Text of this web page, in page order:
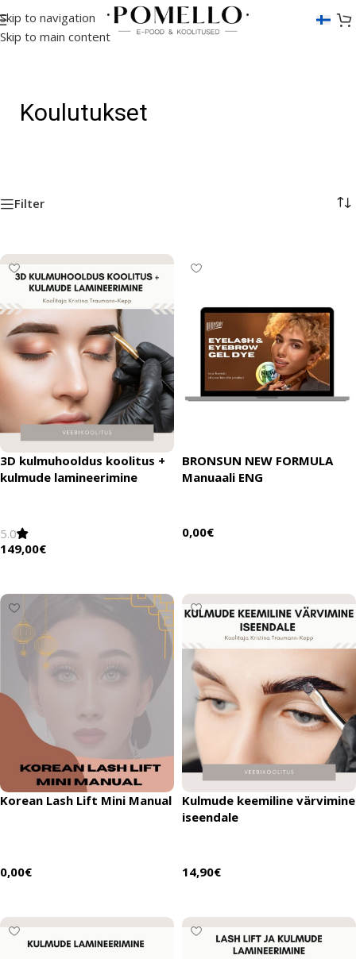
Skip to navigation
Skip to main content
Koulutukset
Filter
3D kulmuhooldus koolitus +
kulmude lamineerimine
5.0
149,00€
BRONSUN NEW FORMULA
Manuaali ENG
0,00€
Korean Lash Lift Mini Manual
0,00€
Kulmude keemiline värvimine
iseendale
14,90€